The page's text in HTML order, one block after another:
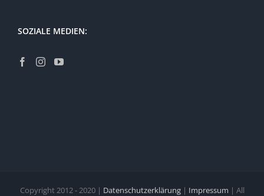
SOZIALE MEDIEN:
Copyright 2012 - 2020 | Datenschutzerklärung| Impressum | All